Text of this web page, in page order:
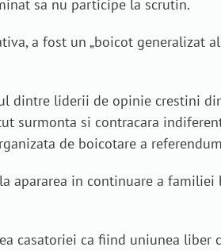
sa nu participe la scrutin.
a fost un „boicot generalizat
dintre liderii de opinie crestini
surmonta si contracara
de boicotare a
apararea in continuare a
casatoriei ca fiind uniunea